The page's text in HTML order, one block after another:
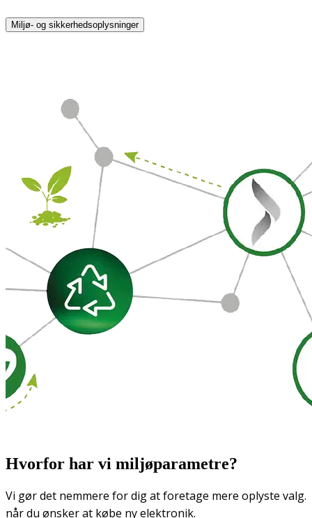
Miljø- og sikkerhedsoplysninger
Hvorfor har vi miljøparametre?
Vi gør det nemmere for dig at foretage mere oplyste valg.
når du ønsker at købe ny elektronik.